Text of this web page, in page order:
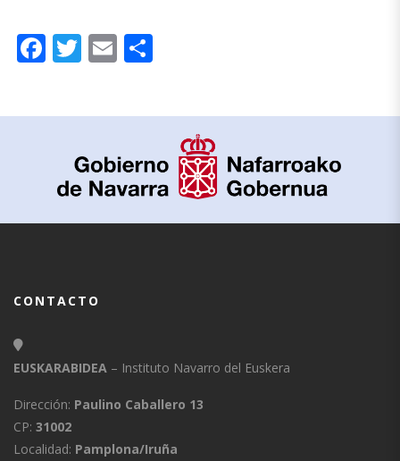
Facebook
Twitter
Email
CONTACTO
EUSKARABIDEA – Instituto Navarro del Euskera
Dirección: Paulino Caballero 13
CP: 31002
Localidad: Pamplona/Iruña